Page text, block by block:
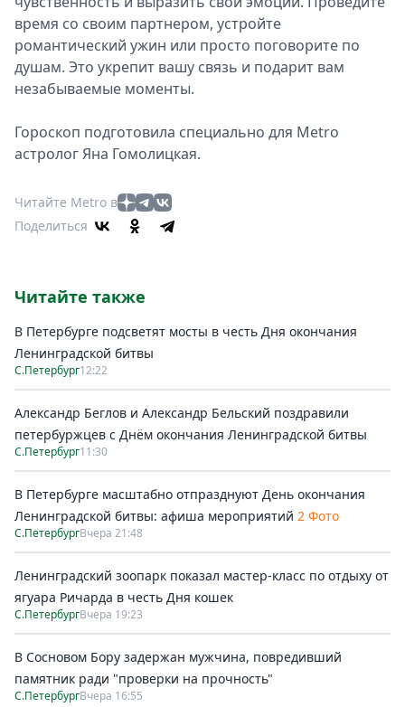
время со своим партнером, устройте
романтический ужин или просто поговорите по
душам. Это укрепит вашу связь и подарит вам
незабываемые моменты.
Гороскоп подготовила специально для Metro
астролог Яна Гомолицкая.
Читайте Metro в
Поделиться
Читайте также
В Петербурге подсветят мосты в честь Дня окончания
Ленинградской битвы
С.Петербург12:22
Александр Беглов и Александр Бельский поздравили
петербуржцев с Днём окончания Ленинградской битвы
С.Петербург11:30
В Петербурге масштабно отпразднуют День окончания
Ленинградской битвы: афиша мероприятий 2 Фото
С.ПетербургВчера 21:48
Ленинградский зоопарк показал мастер-класс по отдыху от
ягуара Ричарда в честь Дня кошек
С.ПетербургВчера 19:23
В Сосновом Бору задержан мужчина, повредивший
памятник ради "проверки на прочность"
С.ПетербургВчера 16:55